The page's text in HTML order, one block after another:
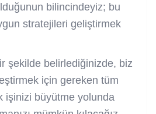
bilincindeyiz; bu
stratejileri geliştirmek
şekilde belirlediğinizde, biz
için gereken tüm
işinizi büyütme yolunda